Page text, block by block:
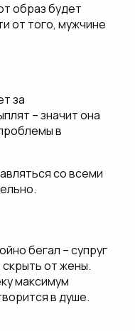
образ будет
от того, мужчине
за
– значит она
в
со всеми
бегал – супруг
от жены.
максимум
в душе.